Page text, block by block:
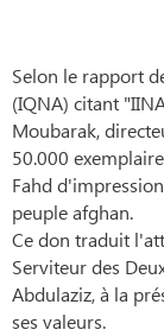
Selon le rapport
(IQNA) citant
Moubarak,
50.000
Fahd
peuple afghan.
Ce don traduit
Serviteur des
Abdulaziz, à la
ses valeurs.